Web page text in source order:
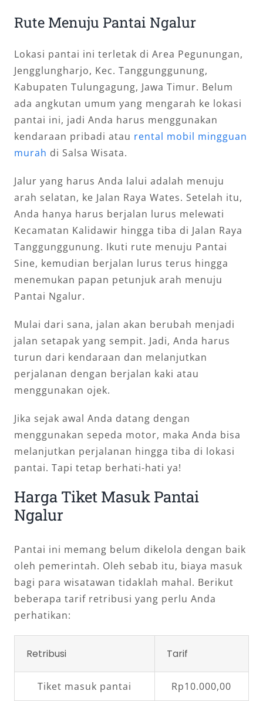
Rute Menuju Pantai Ngalur
Lokasi pantai ini terletak di Area Pegunungan,
Jengglungharjo, Kec. Tanggunggunung,
Kabupaten Tulungagung, Jawa Timur. Belum
ada angkutan umum yang mengarah ke lokasi
pantai ini, jadi Anda harus menggunakan
kendaraan pribadi atau rental mobil mingguan
murah di Salsa Wisata.
Jalur yang harus Anda lalui adalah menuju
arah selatan, ke Jalan Raya Wates. Setelah itu,
Anda hanya harus berjalan lurus melewati
Kecamatan Kalidawir hingga tiba di Jalan Raya
Tanggunggunung. Ikuti rute menuju Pantai
Sine, kemudian berjalan lurus terus hingga
menemukan papan petunjuk arah menuju
Pantai Ngalur.
Mulai dari sana, jalan akan berubah menjadi
jalan setapak yang sempit. Jadi, Anda harus
turun dari kendaraan dan melanjutkan
perjalanan dengan berjalan kaki atau
menggunakan ojek.
Jika sejak awal Anda datang dengan
menggunakan sepeda motor, maka Anda bisa
melanjutkan perjalanan hingga tiba di lokasi
pantai. Tapi tetap berhati-hati ya!
Harga Tiket Masuk Pantai
Ngalur
Pantai ini memang belum dikelola dengan baik
oleh pemerintah. Oleh sebab itu, biaya masuk
bagi para wisatawan tidaklah mahal. Berikut
beberapa tarif retribusi yang perlu Anda
perhatikan:
Retribusi Tarif
Tiket masuk pantai Rp10.000,00